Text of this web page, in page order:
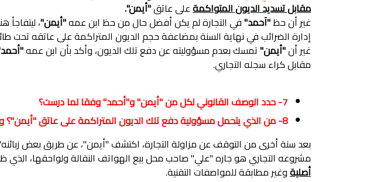
مقابل تسديد الديون المتواكمةعلى عاتق"أيمن".
غير أن حظ"آحمد"في التجارة لم يكن أفضل حال من حظ ابن عمه"أيمن"، ليتفاجأ
إدارة الضرائب في نهاية السنة بمضاعفة حجم الديون المتراكمة على عاتقه تحت
غير أن"أيمن"تمسك بعدم مسؤوليته عن دفع تلك الديون، وأكد بأن ابن عمه
مقابل كراء سجله التجاري.
7- حدد الوصف القانوني لكل من "أيمن" و"أحمد" وفقا لما درست؟
8- من الذي يتحمل مسؤولية دفع تلك الديون المتراكمة على عاتق "أيمن"؟ ولماذا؟
بعد سنة أخرى من التوقف عن مزاولة التجارة، اكتشف "أيمن"، عن طريق بعض
مشروعه التجاري هو جاره "علي" صاحب محل بيع الهواتف النقالة ولواحقها، الذي
أصليةوغير مطابقة للمواصفات التقنية.